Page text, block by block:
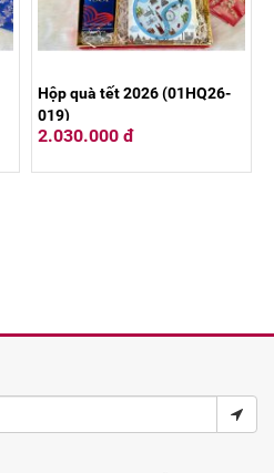
Hộp quà tết 2026 (01HQ26-
019)
2.030.000 đ